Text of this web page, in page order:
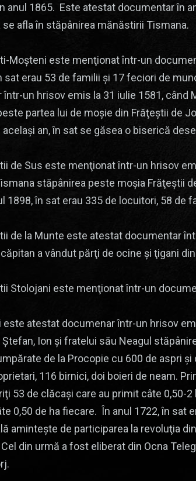
anul 1865. Este atestat documentar în
se afla în stăpânirea mănăstirii Tismana.
Moşteni este menţionat într-un
sat erau 53 de familii și 17 feciori de
un hrisov emis la 31 iulie 1581, când
partea lui de moşie din Frăţeştii de
același an, în sat se găsea o biserică
de Sus este menţionat într-un hrisov
stăpânirea peste moşia Frăţeştii
1898, în sat erau 335 de locuitori, 58 de
de la Munte este atestat documentar
a vândut părţi de ocine şi ţigani
Stolojani este menţionat într-un
este atestat documenar într-un hrisov
Ion şi fratelui său Neagul
de la Procopie cu 600 de aspri
116 birnici, doi boieri de neam.
53 de clăcaşi care au primit câte 0,50-
0,50 de ha fiecare. În anul 1722, în sat
aminteşte de participarea la revoluţia
din urmă a fost eliberat din Ocna